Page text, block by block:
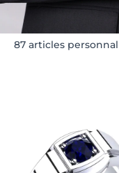
87 articles